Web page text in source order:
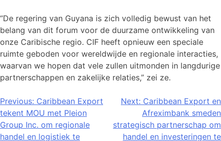
“De regering van Guyana is zich volledig bewust van het
belang van dit forum voor de duurzame ontwikkeling van
onze Caribische regio. CIF heeft opnieuw een speciale
ruimte geboden voor wereldwijde en regionale interacties,
waarvan we hopen dat vele zullen uitmonden in langdurige
partnerschappen en zakelijke relaties,” zei ze.
Bericht
navigatie
Previous: Caribbean Export
tekent MOU met Pleion
Group Inc. om regionale
handel en logistiek te
Next: Caribbean Export en
Afreximbank smeden
strategisch partnerschap om
handel en investeringen te